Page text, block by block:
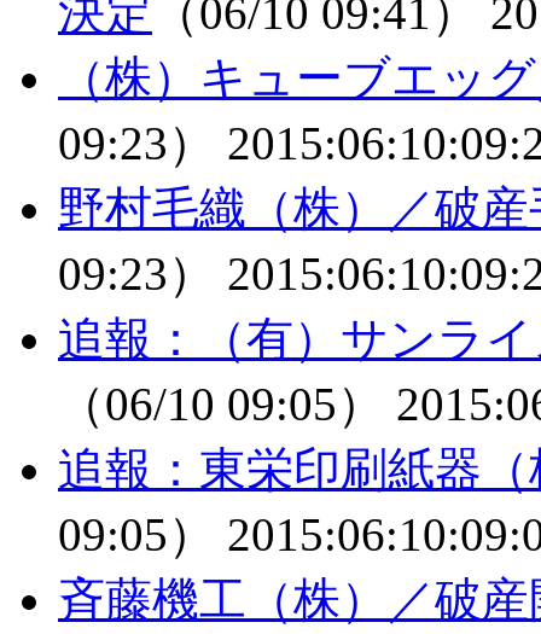
決定 （06/10 09:41）
（株）キューブエッ
09:23）
野村毛織（株）／破
09:23）
追報：（有）サンラ
（06/10 09:05）
追報：東栄印刷紙器
09:05）
斉藤機工（株）／破